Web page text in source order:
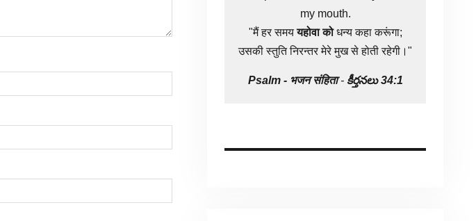
my mouth.
"मैं हर समययहोवा कोधन्य कहा करूंगा;
उसकी स्तुति निरन्तर मेरे मुख से होती रहेगी।"
Psalm - भजन संहिता- కీర్తనలు 34:1